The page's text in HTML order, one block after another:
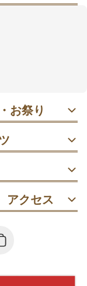
途中にも立ち
春は祭礼が話
。御朱印は直
を使った書き
あります。
お祭り
訪れると新年
がしやすい時
いので、神事
与でにぎわう春
歩くなら早い
そのまま参道へ
。
と巨樹を先に巡
にし、人出が増
安産など幅広
せて申し込み
しています。
アクセス